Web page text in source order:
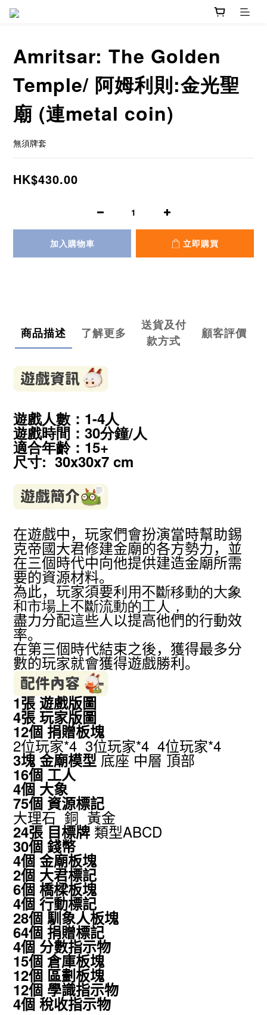
Amritsar: The Golden
Temple/ 阿姆利則:金光聖
廟 (連metal coin)
無須牌套
HK$430.00
加入購物車 立即購買
商品描述 了解更多
送貨及付
款方式
顧客評價
遊戲人數：1-4人
遊戲時間：30分鐘/人
適合年齡：15+
尺寸: 30x30x7 cm
在遊戲中，玩家們會扮演當時幫助錫
克帝國大君修建金廟的各方勢力，並
在三個時代中向他提供建造金廟所需
要的資源材料。
為此，玩家須要利用不斷移動的大象
和市場上不斷流動的工人，
盡力分配這些人以提高他們的行動效
率。
在第三個時代結束之後，獲得最多分
數的玩家就會獲得遊戲勝利。
1張 遊戲版圖
4張 玩家版圖
12個捐贈板塊
2位玩家*4 3位玩家*4 4位玩家*4
3塊 金廟模型底座 中層 頂部
16個 工人
4個 大象
75個 資源標記
大理石 銅 黃金
24張目標牌類型ABCD
30個 錢幣
4個 金廟板塊
2個 大君標記
6個 橋樑板塊
4個 行動標記
28個 馴象人板塊
64個 捐贈標記
4個 分數指示物
15個 倉庫板塊
12個 區劃板塊
12個 學識指示物
4個 稅收指示物